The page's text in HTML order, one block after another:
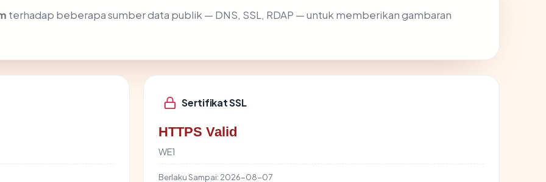
terhadap beberapa sumber data publik — DNS, SSL, RDAP — untuk memberikan gambaran
Sertifikat SSL
HTTPS Valid
WE1
Berlaku Sampai: 2026-08-07